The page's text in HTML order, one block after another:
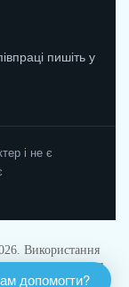
пишіть у
і не є
Використання
посилання
допомогти?